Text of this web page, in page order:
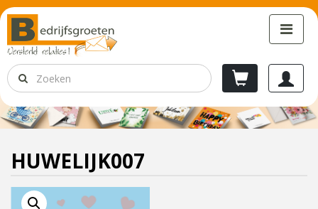
HUWELIJK007